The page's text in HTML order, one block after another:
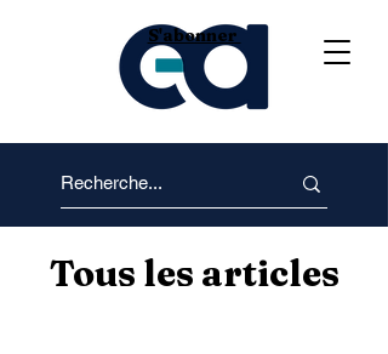
S'abonner
Tous les articles